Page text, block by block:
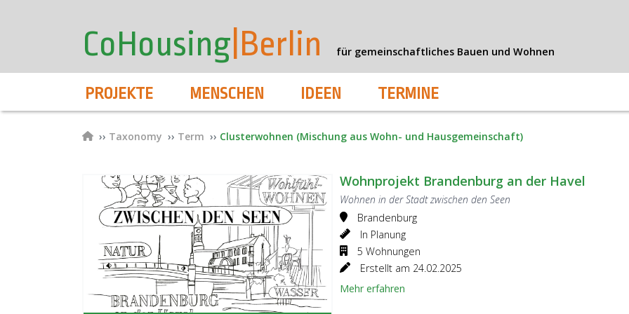
account
menu
CoHousing |Berlin für gemeinschaftliches Bauen und Wohnen
Hauptnavigation
PROJEKTE MENSCHEN IDEEN TERMINE
Pfadnavigation
Taxonomy Term Clusterwohnen (Mischung aus Wohn- und Hausgemeinschaft)
Wohnprojekt Brandenburg an der Havel
Wohnen in der Stadt zwischen den Seen
Brandenburg
In Planung
5 Wohnungen
Erstellt am 24.02.2025
Mehr erfahren